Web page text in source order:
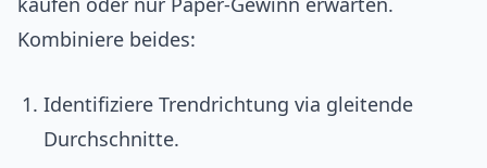
Kombiniere beides:
Identifiziere Trendrichtung via gleitende
Durchschnitte.